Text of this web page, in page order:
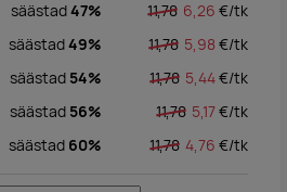
säästad47% 11,78 6,26 €/tk
säästad49% 11,78 5,98 €/tk
säästad 54% 11,78 5,44€/tk
säästad 56% 11,78 5,17€/tk
säästad 60% 11,78 4,76 €/tk